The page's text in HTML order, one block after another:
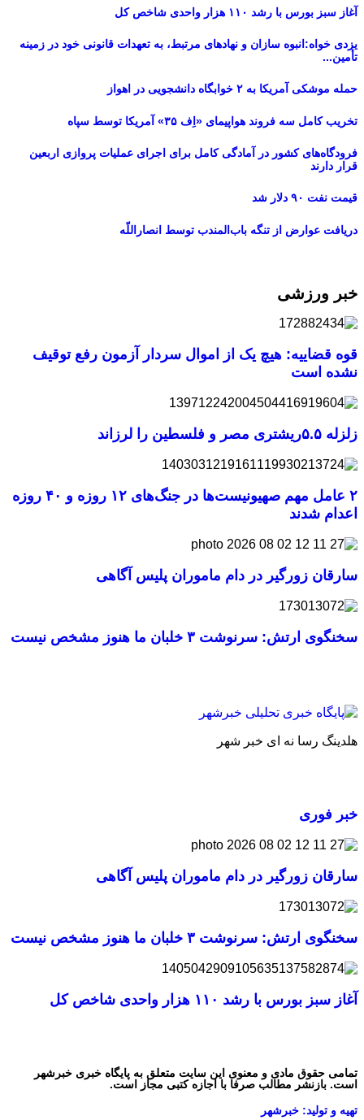
آغاز سبز بورس با رشد ۱۱۰ هزار واحدی شاخص کل
یزدی خواه:انبوه سازان و نهادهای مرتبط، به تعهدات قانونی خود در زمینه
تأمین...
حمله موشکی آمریکا به ۲ خوابگاه دانشجویی در اهواز
تخریب کامل سه فروند هواپیمای «اِف ۳۵» آمریکا توسط سپاه
فرودگاه‌های کشور در آمادگی کامل برای اجرای عملیات پروازی اربعین
قرار دارند
قیمت نفت ۹۰ دلار شد
دریافت عوارض از تنگه باب‌المندب توسط انصاراللّه
خبر ورزشی
قوه قضاییه: هیچ یک از اموال سردار آزمون رفع توقیف
نشده است
زلزله ۵.۵ریشتری مصر و فلسطین را لرزاند
۲ عامل مهم صهیونیست‌ها در جنگ‌های ۱۲ روزه و ۴۰ روزه
اعدام شدند
سارقان زورگیر در دام ماموران پلیس آگاهی
سخنگوی ارتش: سرنوشت ۳ خلبان ما هنوز مشخص نیست
هلدینگ رسا نه ای خبر شهر
خبر فوری
سارقان زورگیر در دام ماموران پلیس آگاهی
سخنگوی ارتش: سرنوشت ۳ خلبان ما هنوز مشخص نیست
آغاز سبز بورس با رشد ۱۱۰ هزار واحدی شاخص کل
تمامی حقوق مادی و معنوی این سایت متعلق به پایگاه خبری خبرشهر
است. بازنشر مطالب صرفا با اجازه کتبی مجاز است.
تهیه و تولید: خبرشهر